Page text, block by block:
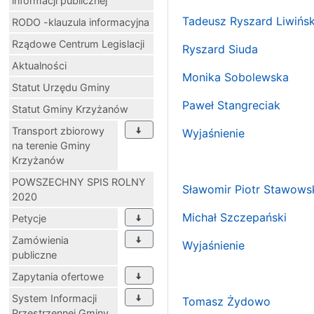
RODO -klauzula informacyjna
Rządowe Centrum Legislacji
Aktualności
Statut Urzędu Gminy
Statut Gminy Krzyżanów
Transport zbiorowy
na terenie Gminy
Krzyżanów
POWSZECHNY SPIS ROLNY
2020
Petycje
Zamówienia
publiczne
Zapytania ofertowe
System Informacji
Tadeusz Ryszard
Ryszard Siuda
Monika Sobolewska
Paweł Stangreciak
Wyjaśnienie
Sławomir Piotr
Michał Szczepański
Wyjaśnienie
Tomasz Żydowo